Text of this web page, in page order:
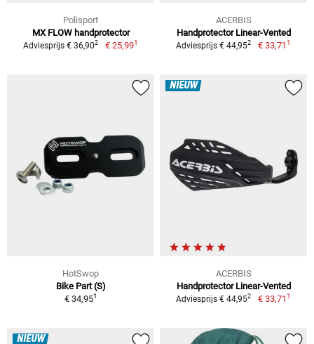
Polisport
MX FLOW handprotector
Adviesprijs € 36,902 € 25,991
ACERBIS
Handprotector Linear-Vented
Adviesprijs € 44,952 € 33,711
HotSwop
Bike Part (S)
€ 34,951
NIEUW
ACERBIS
Handprotector Linear-Vented
Adviesprijs € 44,952 € 33,711
NIEUW